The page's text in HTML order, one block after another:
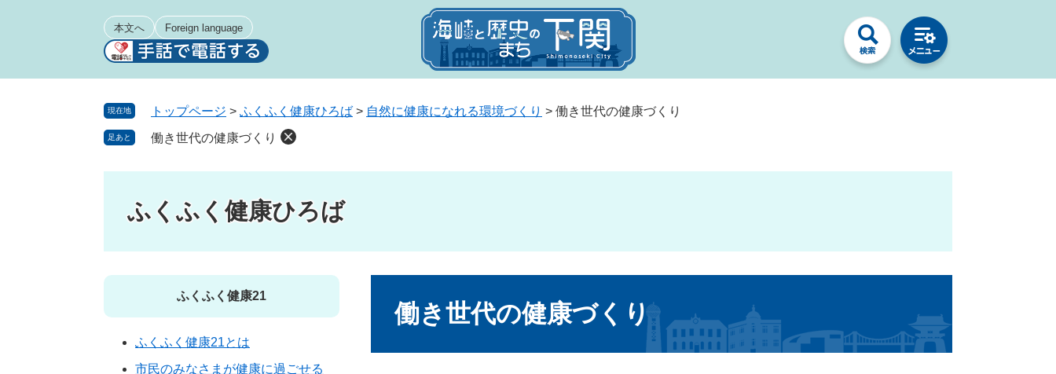
本文へ Foreign language
現在地 トップページ > ふくふく健康ひろば > 自然に健康になれる環境づくり > 働き世代の健康づくり
足あと 働き世代の健康づくり
ふくふく健康ひろば
働き世代の健康づくり
ふくふく健康21
ふくふく健康21とは
市民のみなさまが健康に過ごせる